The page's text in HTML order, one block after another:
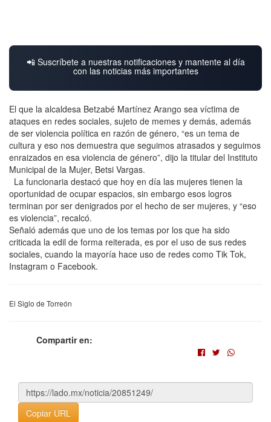
📲 Suscríbete a nuestras notificaciones y mantente al día
con las noticias más importantes
El que la alcaldesa Betzabé Martínez Arango sea víctima de
ataques en redes sociales, sujeto de memes y demás, además
de ser violencia política en razón de género, “es un tema de
cultura y eso nos demuestra que seguimos atrasados y seguimos
enraizados en esa violencia de género”, dijo la titular del Instituto
Municipal de la Mujer, Betsi Vargas.
La funcionaria destacó que hoy en día las mujeres tienen la
oportunidad de ocupar espacios, sin embargo esos logros
terminan por ser denigrados por el hecho de ser mujeres, y “eso
es violencia”, recalcó.
Señaló además que uno de los temas por los que ha sido
criticada la edil de forma reiterada, es por el uso de sus redes
sociales, cuando la mayoría hace uso de redes como Tik Tok,
Instagram o Facebook.
El Siglo de Torreón
Compartir en:
Copiar URL